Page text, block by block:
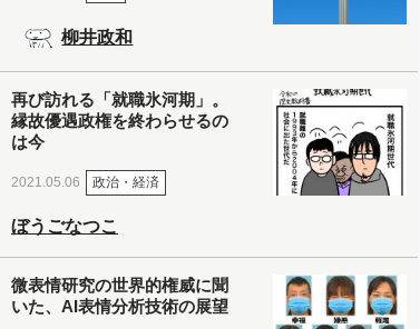
柳井政和
再び訪れる「就職氷河期」。
縁故優遇政権を終わらせるの
は今
2021.05.06 政治・経済
ぼうごなつこ
微表情研究の世界的権威に聞
いた、AI表情分析技術の展望